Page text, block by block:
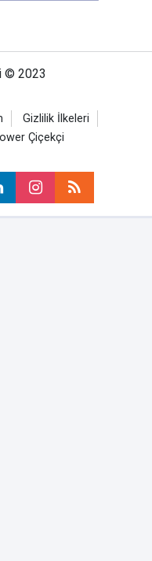
© 2023
Gizlilik İlkeleri
Çiçekçi